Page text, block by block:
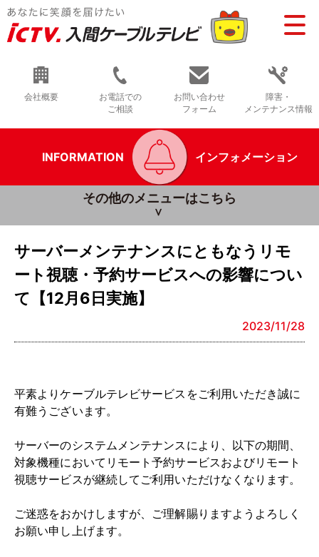
会社概要
お電話での
ご相談
お問い合わせ
フォーム
障害・
メンテナンス情報
INFORMATION インフォメーション
その他のメニューはこちら
サーバーメンテナンスにともなうリモ
ート視聴・予約サービスへの影響につい
て【12月6日実施】
2023/11/28
平素よりケーブルテレビサービスをご利用いただき誠に
有難うございます。
サーバーのシステムメンテナンスにより、以下の期間、
対象機種においてリモート予約サービスおよびリモート
視聴サービスが継続してご利用いただけなくなります。
ご迷惑をおかけしますが、ご理解賜りますようよろしく
お願い申し上げます。